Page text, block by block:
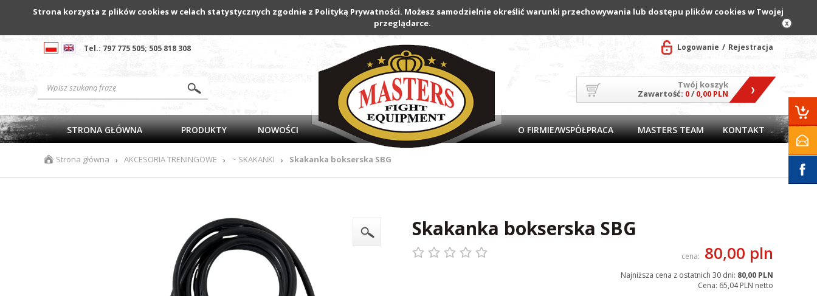
Strona korzysta z plików cookies w celach statystycznych zgodnie z Polityką Prywatności. Możesz samodzielnie określić warunki przechowywania lub dostępu plików cookies w Twojej
przeglądarce.
Tel.: 797 775 505; 505 818 308 Logowanie Rejestracja
Twój koszyk
Zawartość: 0/ 0,00 PLN
STRONA GŁÓWNA PRODUKTY NOWOŚCI O FIRMIE/WSPÓŁPRACA MASTERS TEAM KONTAKT
Strona główna › AKCESORIA TRENINGOWE › ~ SKAKANKI › Skakanka bokserska SBG
Skakanka bokserska SBG
cena: 80,00 pln
Najniższa cena z ostatnich 30 dni: 80,00 PLN
Cena: 65,04 PLN netto